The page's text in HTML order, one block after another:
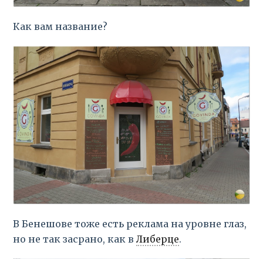
Как вам название?
В Бенешове тоже есть реклама на уровне глаз,
но не так засрано, как вЛиберце.